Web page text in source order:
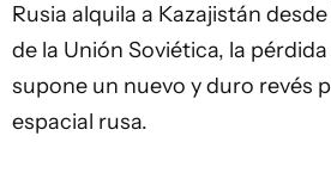
Rusia alquila a Kazajistán
de la Unión Soviética, la
supone un nuevo y duro revés
espacial rusa.